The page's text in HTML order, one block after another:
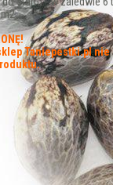
Taniepestki.pl